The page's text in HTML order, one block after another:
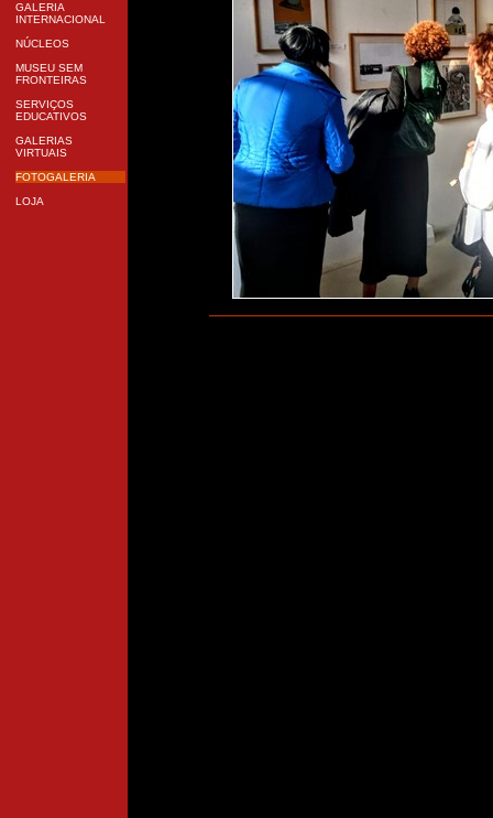
GALERIA
INTERNACIONAL
NÚCLEOS
MUSEU SEM
FRONTEIRAS
SERVIÇOS
EDUCATIVOS
GALERIAS
VIRTUAIS
FOTOGALERIA
LOJA